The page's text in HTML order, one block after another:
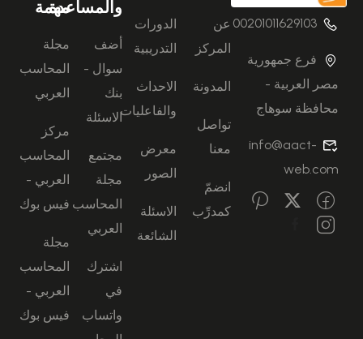
00201011629103
فرع جمهورية
مصر العربية -
محافظة سوهاج
info@aact-
web.com
عن
المركز
المدونة
تواصل
معنا
انضمّ
كمدرِّب
الدورات
التدريبية
الاحداث
والفاعليات
معرض
الصور
الاسئلة
الشائعة
والمساعدة
أضف
سوال -
بنك
الاسئلة
مجتمع
مجلة
المحاسب
العربي
اشترك
في
واتساب
مهمة
مجلة
المحاسب
العربي
مركز
المحاسب
العربي -
فيس بوك
مجلة
المحاسب
العربي -
فيس بوك